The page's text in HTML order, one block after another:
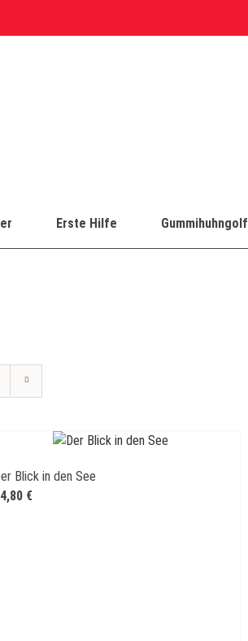
Erste Hilfe Gummihuhngolf
Blick in den See
€